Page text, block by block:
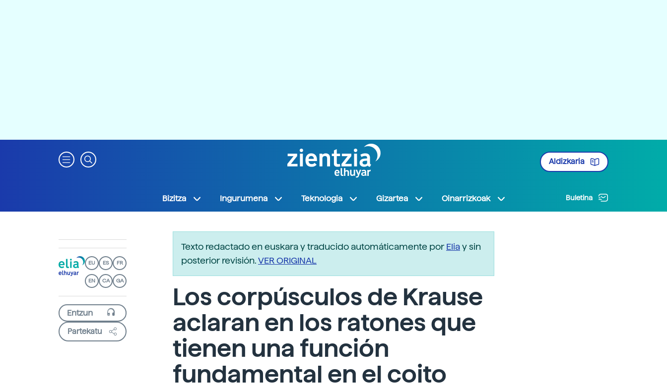
Aldizkaria
Bizitza Ingurumena Teknologia Gizartea Oinarrizkoak Buletina
EU ES FR
EN CA GA
Partekatu
Texto redactado en euskara y traducido automáticamente porEliay sin
posterior revisión.VER ORIGINAL
Los corpúsculos de Krause
aclaran en los ratones que
tienen una función
fundamental en el coito